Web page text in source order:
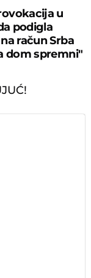
u
podigla
račun Srba
dom spremni"